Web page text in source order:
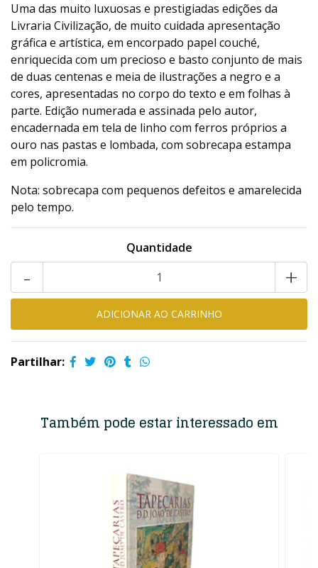
Uma das muito luxuosas e prestigiadas edições da
Livraria Civilização, de muito cuidada apresentação
gráfica e artística, em encorpado papel couché,
enriquecida com um precioso e basto conjunto de mais
de duas centenas e meia de ilustrações a negro e a
cores, apresentadas no corpo do texto e em folhas à
parte. Edição numerada e assinada pelo autor,
encadernada em tela de linho com ferros próprios a
ouro nas pastas e lombada, com sobrecapa estampa
em policromia.
Nota: sobrecapa com pequenos defeitos e amarelecida
pelo tempo.
Quantidade
+
-
Partilhar:
Também pode estar interessado em